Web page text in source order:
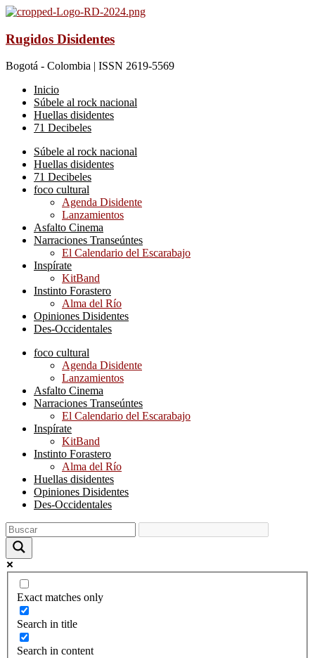
Rugidos Disidentes
Bogotá - Colombia | ISSN 2619-5569
Inicio
Súbele al rock nacional
Huellas disidentes
71 Decibeles
Súbele al rock nacional
Huellas disidentes
71 Decibeles
foco cultural
Agenda Disidente
Lanzamientos
Asfalto Cinema
Narraciones Transeúntes
El Calendario del Escarabajo
Inspírate
KitBand
Instinto Forastero
Alma del Río
Opiniones Disidentes
Des-Occidentales
foco cultural
Agenda Disidente
Lanzamientos
Asfalto Cinema
Narraciones Transeúntes
El Calendario del Escarabajo
Inspírate
KitBand
Instinto Forastero
Alma del Río
Huellas disidentes
Opiniones Disidentes
Des-Occidentales
Exact matches only
Search in title
Search in content